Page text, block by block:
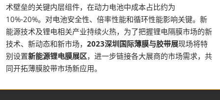
术壁垒的关键内层组件，在动力电池中成本占比约为
10%-20%。对电池安全性、倍率性能和循环性能影响关键。新
能源技术及锂电相关产业持续火热，为了把握锂电隔膜市场的新
技术、新动态和新市场， 2023深圳国际薄膜与胶带展现场将特
别设置新能源锂电膜展区，进一步链接各大展商的市场需求，共
同开拓薄膜胶带市场新应用。